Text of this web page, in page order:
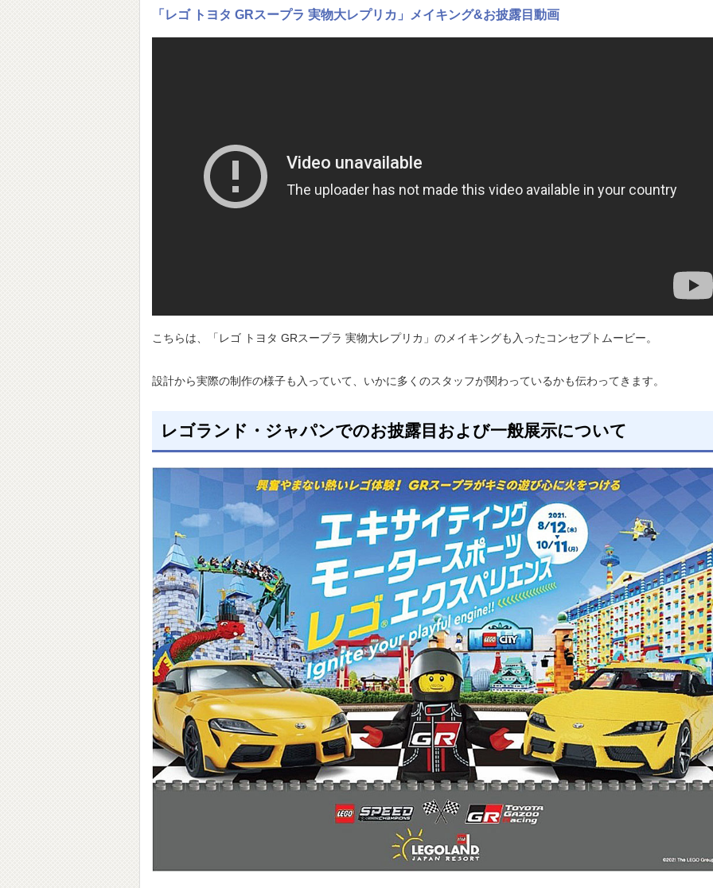
「レゴ トヨタ GRスープラ 実物大レプリカ」メイキング&お披露目動画
こちらは、「レゴ トヨタ GRスープラ 実物大レプリカ」のメイキングも入ったコンセプトムービー。
設計から実際の制作の様子も入っていて、いかに多くのスタッフが関わっているかも伝わってきます。
レゴランド・ジャパンでのお披露目および一般展示について